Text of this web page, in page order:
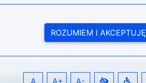
ROZUMIEM I AKCEPTUJĘ
A A+ A-